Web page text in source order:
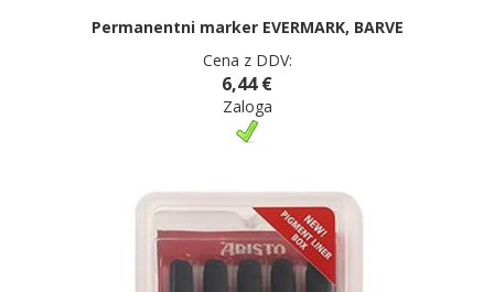
Permanentni marker EVERMARK, BARVE
Cena z DDV:
6,44 €
Zaloga